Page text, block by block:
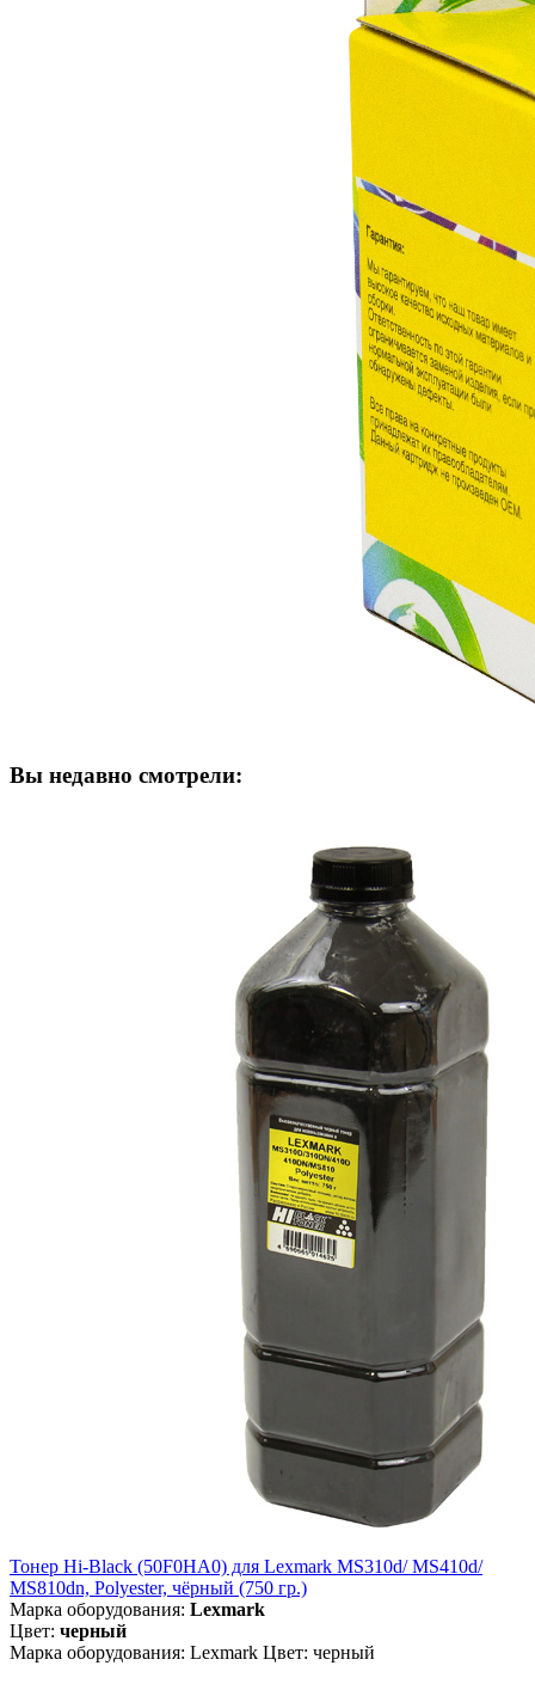
Вы недавно смотрели:
Тонер Hi-Black (50F0HA0) для Lexmark MS310d/ MS410d/
MS810dn, Polyester, чёрный (750 гр.)
Марка оборудования: Lexmark
Цвет: черный
Марка оборудования: Lexmark Цвет: черный